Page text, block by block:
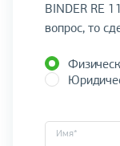
BINDER RE
вопрос, то
Имя*